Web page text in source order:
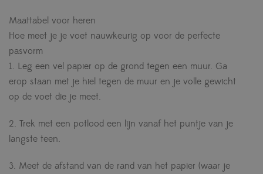
Maattabel voor heren
Hoe meet je je voet nauwkeurig op voor de perfecte
pasvorm
1. Leg een vel papier op de grond tegen een muur. Ga
erop staan ​​met je hiel tegen de muur en je volle gewicht
op de voet die je meet.
2. Trek met een potlood een lijn vanaf het puntje van je
langste teen.
3. Meet de afstand van de rand van het papier (waar je